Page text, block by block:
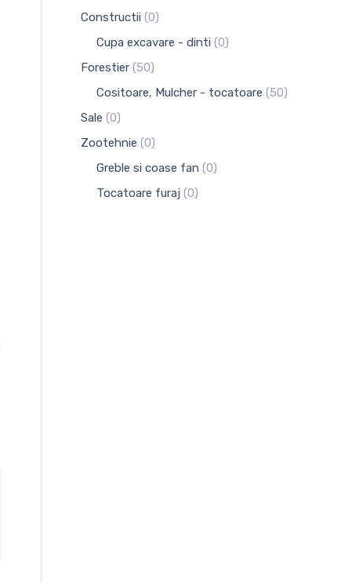
Constructii (0)
Cupa excavare - dinti (0)
Forestier (50)
Cositoare, Mulcher - tocatoare (50)
Sale (0)
Zootehnie (0)
Greble si coase fan (0)
Tocatoare furaj (0)